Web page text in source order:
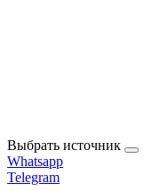
Выбрать источник
Whatsapp
Telegram